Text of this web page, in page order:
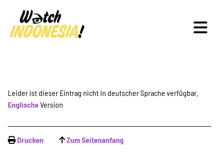
Schwerpunkte
Veranstaltungen
Leider ist dieser Eintrag nicht in deutscher Sprache verfügbar.
EnglischeVersion
Drucken Zum Seitenanfang